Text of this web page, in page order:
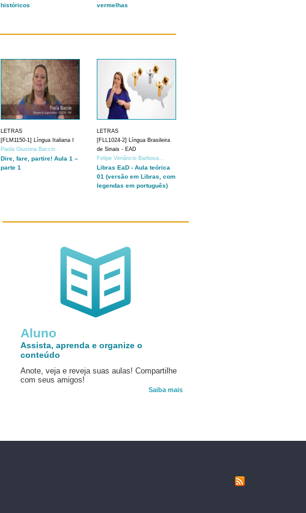
históricos
vermelhas
LETRAS
[FLM1150-1] Língua Italiana I
Paola Giustina Baccin
Dire, fare, partire! Aula 1 –
parte 1
LETRAS
[FLL1024-2] Língua Brasileira
de Sinais - EAD
Felipe Venâncio Barbosa...
Libras EaD - Aula teórica
01 (versão em Libras, com
legendas em português)
Aluno
Assista, aprenda e organize o
conteúdo
Anote, veja e reveja suas aulas! Compartilhe
com seus amigos!
Saiba mais